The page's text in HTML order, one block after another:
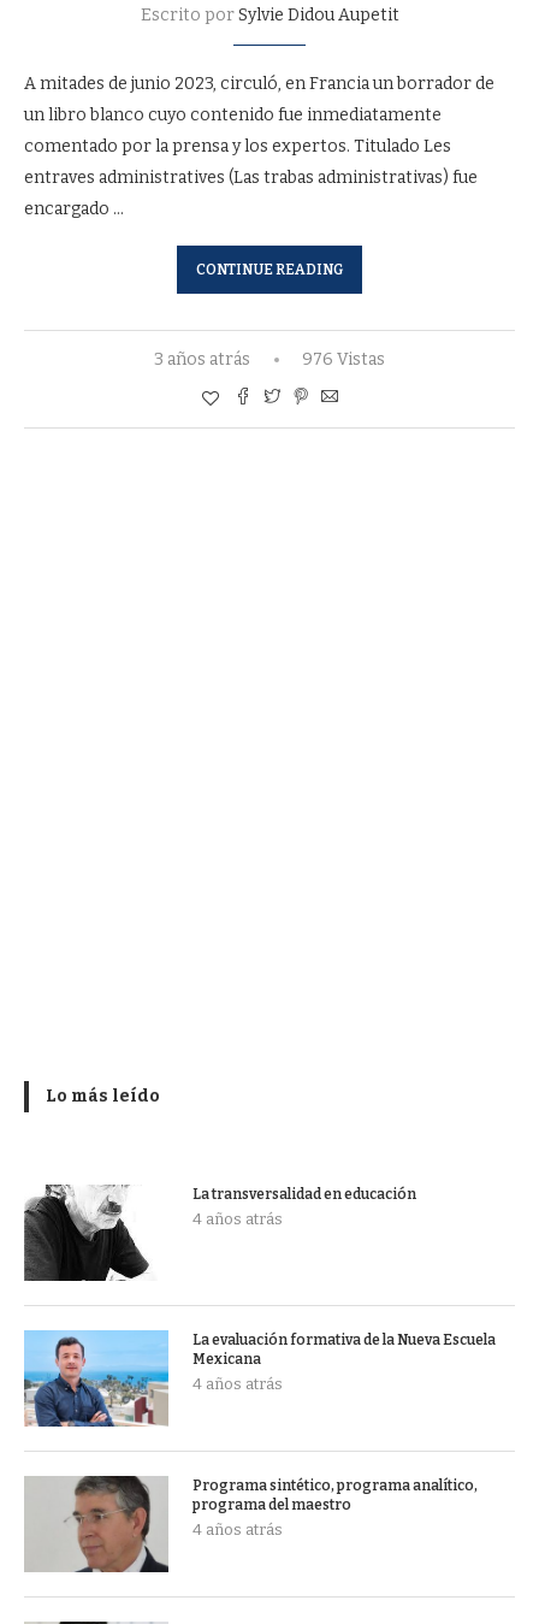
Escrito porSylvie Didou Aupetit
A mitades de junio 2023, circuló, en Francia un borrador de
un libro blanco cuyo contenido fue inmediatamente
comentado por la prensa y los expertos. Titulado Les
entraves administratives (Las trabas administrativas) fue
encargado …
CONTINUE READING
3 años atrás 976 Vistas
Lo más leído
La transversalidad en educación
4 años atrás
La evaluación formativa de la Nueva Escuela
Mexicana
4 años atrás
Programa sintético, programa analítico,
programa del maestro
4 años atrás